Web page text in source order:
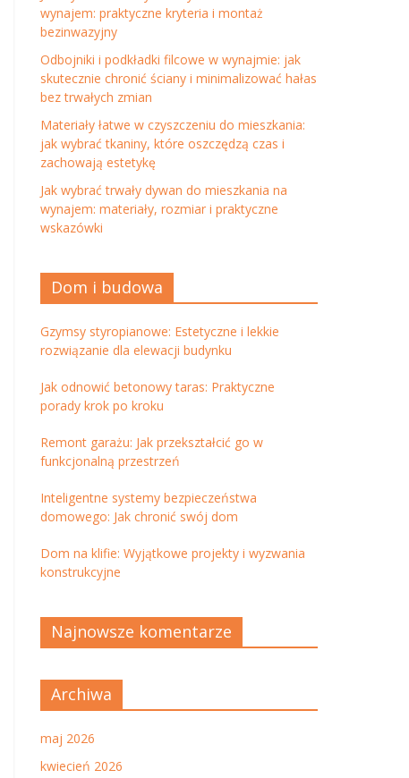
wynajem: praktyczne kryteria i montaż
bezinwazyjny
Odbojniki i podkładki filcowe w wynajmie: jak
skutecznie chronić ściany i minimalizować hałas
bez trwałych zmian
Materiały łatwe w czyszczeniu do mieszkania:
jak wybrać tkaniny, które oszczędzą czas i
zachowają estetykę
Jak wybrać trwały dywan do mieszkania na
wynajem: materiały, rozmiar i praktyczne
wskazówki
Dom i budowa
Gzymsy styropianowe: Estetyczne i lekkie
rozwiązanie dla elewacji budynku
Jak odnowić betonowy taras: Praktyczne
porady krok po kroku
Remont garażu: Jak przekształcić go w
funkcjonalną przestrzeń
Inteligentne systemy bezpieczeństwa
domowego: Jak chronić swój dom
Dom na klifie: Wyjątkowe projekty i wyzwania
konstrukcyjne
Najnowsze komentarze
Archiwa
maj 2026
kwiecień 2026